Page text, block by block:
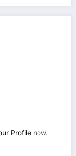
Profile now.